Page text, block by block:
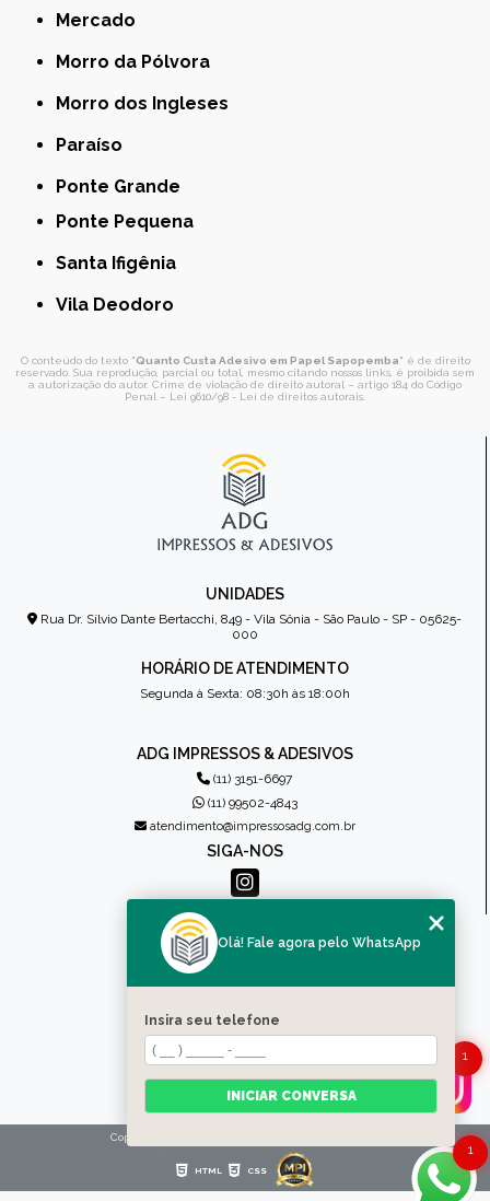
Mercado
Morro da Pólvora
Morro dos Ingleses
Paraíso
Ponte Grande
Ponte Pequena
Santa Ifigênia
Vila Deodoro
O conteúdo do texto "Quanto Custa Adesivo em Papel Sapopemba" é de direito
reservado. Sua reprodução, parcial ou total, mesmo citando nossos links, é proibida sem
a autorização do autor. Crime de violação de direito autoral – artigo 184 do Código
Penal – Lei 9610/98 - Lei de direitos autorais.
UNIDADES
Rua Dr. Sílvio Dante Bertacchi, 849 - Vila Sônia - São Paulo - SP - 05625-
000
HORÁRIO DE ATENDIMENTO
Segunda à Sexta: 08:30h às 18:00h
ADG IMPRESSOS & ADESIVOS
(11) 3151-6697
(11) 99502-4843
atendimento@impressosadg.com.br
SIGA-NOS
MENU
QUEM SOMOS
PRODUTOS
CONTATO
CATEGORIAS
MAPA DO SITE
Copyright © Impressos ADG. (Lei 9610 de 19/02/1998)
HTML CSS
1
1
Olá! Fale agora pelo WhatsApp
Insira seu telefone
INICIAR CONVERSA